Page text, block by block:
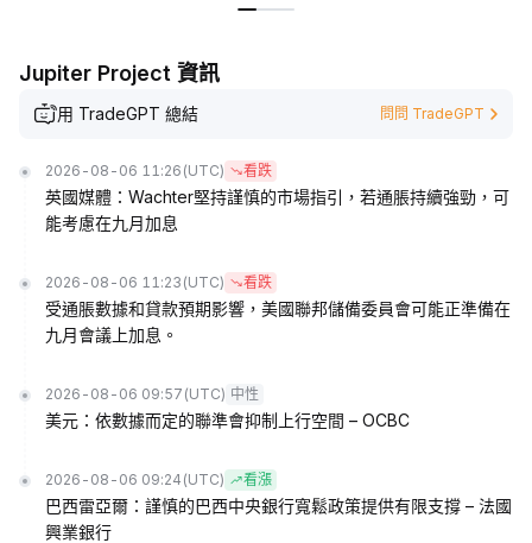
Jupiter Project 資訊
用 TradeGPT 總結 問問 TradeGPT
2026-08-06 11:26 (UTC) 看跌
英國媒體：Wachter堅持謹慎的市場指引，若通脹持續強勁，可
能考慮在九月加息
2026-08-06 11:23 (UTC) 看跌
受通脹數據和貸款預期影響，美國聯邦儲備委員會可能正準備在
九月會議上加息。
2026-08-06 09:57 (UTC) 中性
美元：依數據而定的聯準會抑制上行空間 – OCBC
2026-08-06 09:24 (UTC) 看漲
巴西雷亞爾：謹慎的巴西中央銀行寬鬆政策提供有限支撐 – 法國
興業銀行